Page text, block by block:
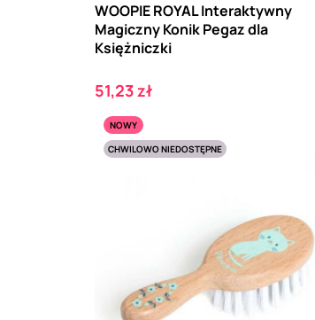
WOOPIE ROYAL Interaktywny
Magiczny Konik Pegaz dla
Księżniczki
Cena
51,23 zł
NOWY
CHWILOWO NIEDOSTĘPNE